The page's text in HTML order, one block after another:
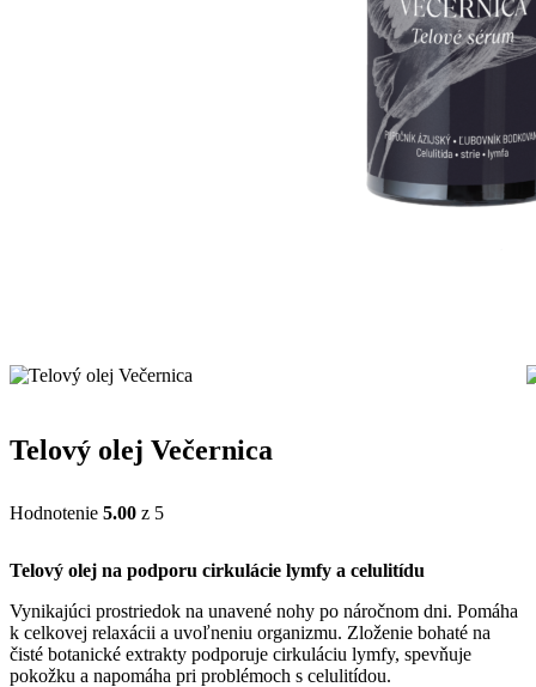
Telový olej Večernica
Hodnotenie 5.00 z 5
Telový olej na podporu cirkulácie lymfy a celulitídu
Vynikajúci prostriedok na unavené nohy po náročnom dni. Pomáha
k celkovej relaxácii a uvoľneniu organizmu. Zloženie bohaté na
čisté botanické extrakty podporuje cirkuláciu lymfy, spevňuje
pokožku a napomáha pri problémoch s celulitídou.